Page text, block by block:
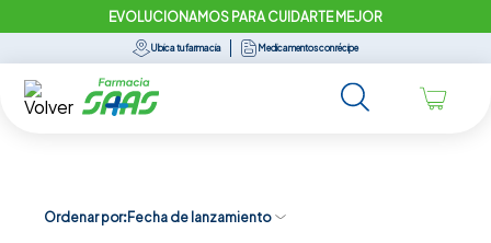
EVOLUCIONAMOS PARA CUIDARTE MEJOR
Ubica tu farmacia Medicamentos con récipe
Ordenar por Fecha de lanzamiento